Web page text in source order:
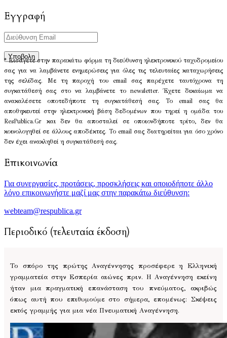
Εγγραφή
* Εισάγετε στην παρακάτω φόρμα τη διεύθυνση ηλεκτρονικού ταχυδρομείου
σας για να λαμβάνετε ενημερώσεις για όλες τις τελευταίες καταχωρήσεις
της σελίδας. Με τη παροχή του email σας παρέχετε ταυτόχρονα τη
συγκατάθεσή σας στο να λαμβάνετε το newsletter. Έχετε δικαίωμα να
ανακαλέσετε οποτεδήποτε τη συγκατάθεσή σας. Το email σας θα
αποθηκευτεί στην ηλεκτρονική βάση δεδομένων που τηρεί η ομάδα του
ResPublica.Gr και δεν θα αποσταλεί σε οποιονδήποτε τρίτο, δεν θα
κοινολογηθεί σε άλλους αποδέκτες. Το email σας διατηρείται για όσο χρόνο
δεν έχει ανακληθεί η συγκατάθεσή σας.
Επικοινωνία
Για συνεργασίες, προτάσεις, προσκλήσεις και οποιοδήποτε άλλο
λόγο επικοινωνήστε μαζί μας στην παρακάτω διεύθυνση:
webteam@respublica.gr
Περιοδικό (τελευταία έκδοση)
Το σπόρο της πρώτης Αναγέννησης προσέφερε η Ελληνική
γραμματεία στην Εσπερία αιώνες πριν. Η Αναγέννηση εκείνη
ήταν μια πραγματική επανάσταση του πνεύματος, ακριβώς
όπως αυτή που επιθυμούμε στο σήμερα, επομένως: Σκέψεις
εκτός γραμμής για μια νέα Πνευματική Αναγέννηση.